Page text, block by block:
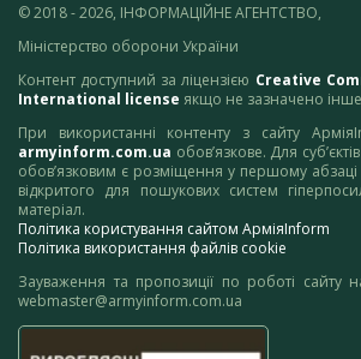
© 2018 - 2026, ІНФОРМАЦІЙНЕ АГЕНТСТВО,
Міністерство оборони України
Контент доступний за ліцензією Creative
International license якщо не зазначено
При використанні контенту з сайту
armyinform.com.ua обов’язкове. Для
обов’язковим є розміщення у першому абзаці
відкритого для пошукових систем
матеріал.
Політика користування сайтом АрміяInform
Політика використання файлів cookie
Зауваження та пропозиції по роботі сайту
webmaster@armyinform.com.ua